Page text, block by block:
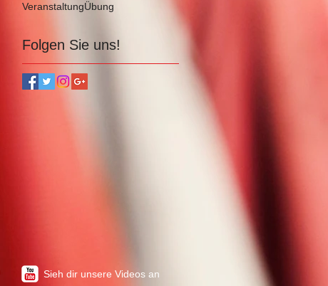
VeranstaltungÜbung
Folgen Sie uns!
Sieh dir unsere Videos an